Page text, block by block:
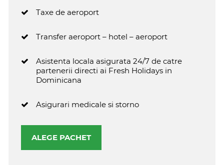
Taxe de aeroport
Transfer aeroport – hotel – aeroport
Asistenta locala asigurata 24/7 de catre
partenerii directi ai Fresh Holidays in
Dominicana
Asigurari medicale si storno
ALEGE PACHET